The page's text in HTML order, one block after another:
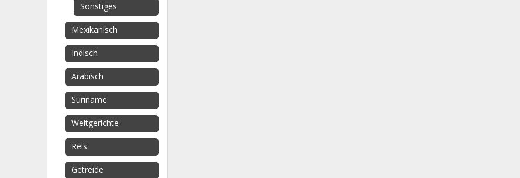
Sonstiges
Mexikanisch
Indisch
Arabisch
Suriname
Weltgerichte
Reis
Getreide